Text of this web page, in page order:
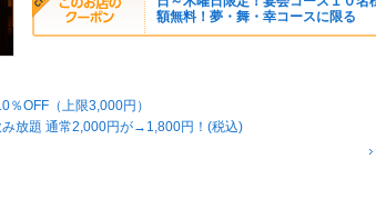
額無料！夢・舞・幸コースに限る
％OFF（上限3,000円）
み放題 通常2,000円が→1,800円！(税込)